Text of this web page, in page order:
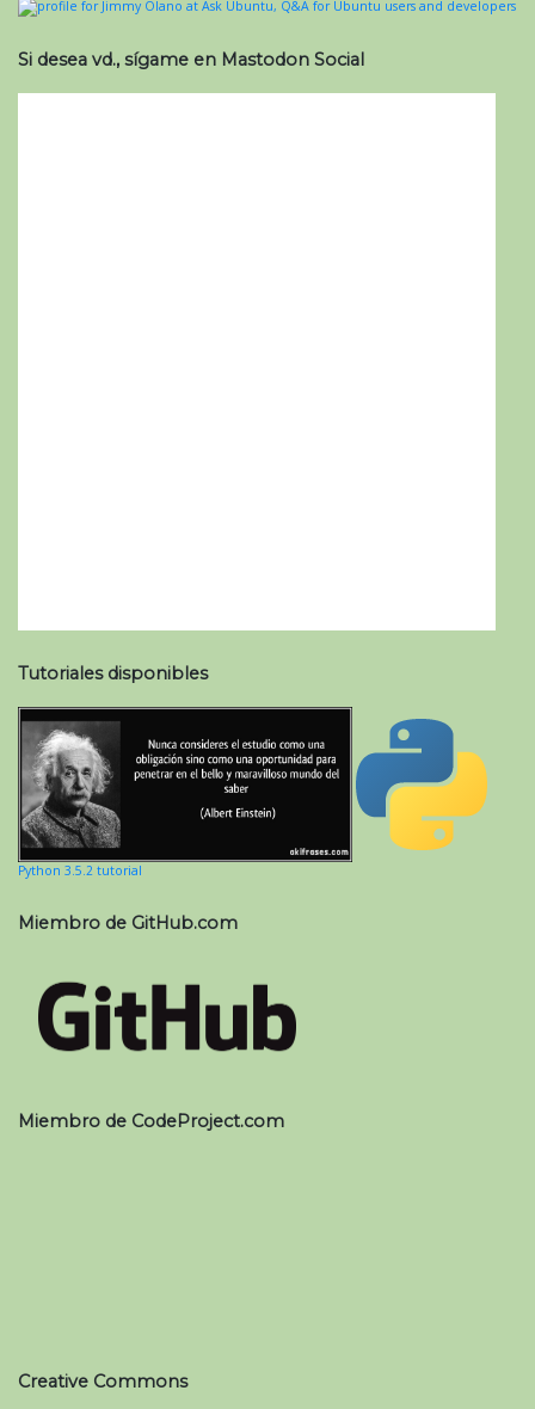
Si desea vd., sígame en Mastodon Social
Tutoriales disponibles
Python 3.5.2 tutorial
Miembro de GitHub.com
Miembro de CodeProject.com
Creative Commons